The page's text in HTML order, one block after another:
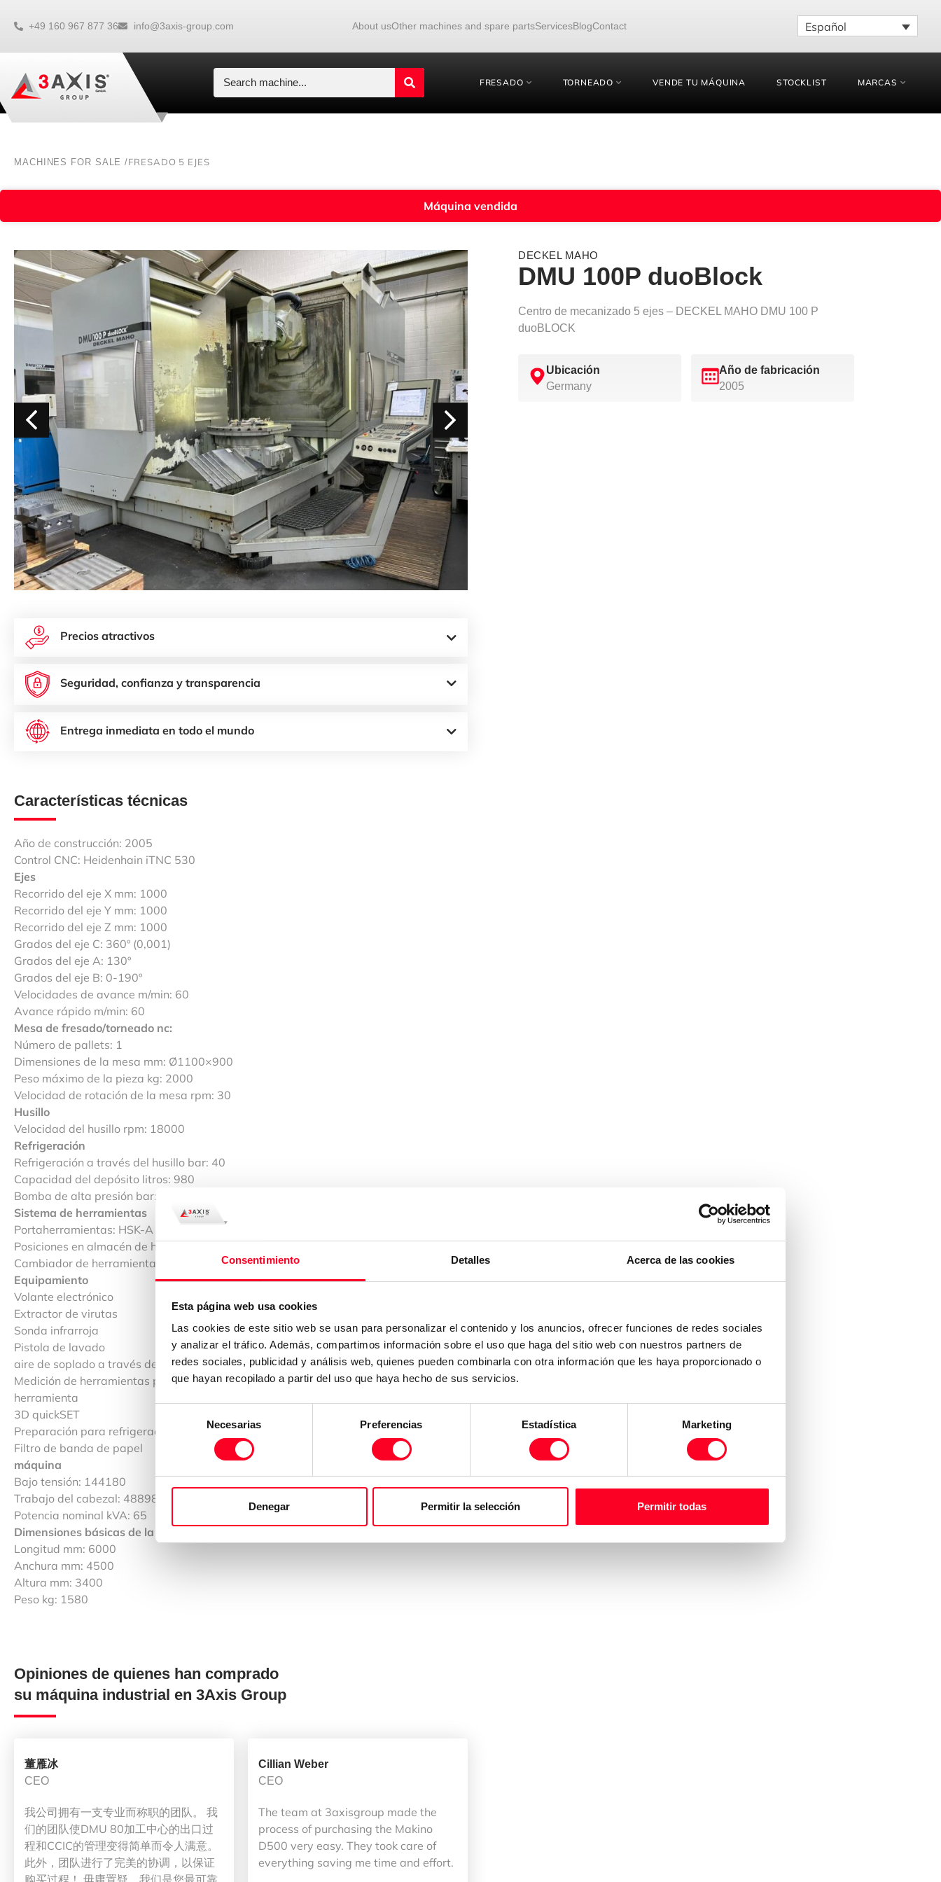
Consentimiento Detalles Acerca de las cookies
Esta página web usa cookies
Las cookies de este sitio web se usan para personalizar el contenido y los anuncios, ofrecer funciones de redes sociales
y analizar el tráfico. Además, compartimos información sobre el uso que haga del sitio web con nuestros partners de
redes sociales, publicidad y análisis web, quienes pueden combinarla con otra información que les haya proporcionado o
que hayan recopilado a partir del uso que haya hecho de sus servicios.
de
consentimiento
Necesarias Preferencias Estadística Marketing
Denegar Permitir la selección Permitir todas
+49 160 967 877 36 info@3axis-group.com About usOther machines and spare partsServicesBlogContact Español
FRESADO TORNEADO VENDE TU MÁQUINA STOCKLIST MARCAS
MACHINES FOR SALE /FRESADO 5 EJES
Máquina vendida
Precios atractivos
Seguridad, confianza y transparencia
Entrega inmediata en todo el mundo
Características técnicas
Año de construcción: 2005
Control CNC: Heidenhain iTNC 530
Ejes
Recorrido del eje X mm: 1000
Recorrido del eje Y mm: 1000
Recorrido del eje Z mm: 1000
Grados del eje C: 360º (0,001)
Grados del eje A: 130º
Grados del eje B: 0-190º
Velocidades de avance m/min: 60
Avance rápido m/min: 60
Mesa de fresado/torneado nc:
Número de pallets: 1
Dimensiones de la mesa mm: Ø1100×900
Peso máximo de la pieza kg: 2000
Velocidad de rotación de la mesa rpm: 30
Husillo
Velocidad del husillo rpm: 18000
Refrigeración
Refrigeración a través del husillo bar: 40
Capacidad del depósito litros: 980
Bomba de alta presión bar: 40-80
Sistema de herramientas
Portaherramientas: HSK-A 63
Posiciones en almacén de herramientas: 40
Cambiador de herramientas: Double gripper
Equipamiento
Volante electrónico
Extractor de virutas
Sonda infrarroja
Pistola de lavado
aire de soplado a través del centro del husillo seleccionable a través de la función M
Medición de herramientas por láser para medir la longitud y el diámetro de la
herramienta
3D quickSET
Preparación para refrigeración interna (40/80 bar)
Filtro de banda de papel
Tiempos de funcionamiento de la
máquina
Bajo tensión: 144180
Trabajo del cabezal: 48898
Potencia nominal kVA: 65
Dimensiones básicas de la máquina / peso
Longitud mm: 6000
Anchura mm: 4500
Altura mm: 3400
Peso kg: 1580
Opiniones de quienes han comprado
su máquina industrial en 3Axis Group
董雁冰
CEO
我公司拥有一支专业而称职的团队。 我
们的团队使DMU 80加工中心的出口过
程和CCIC的管理变得简单而令人满意。
此外，团队进行了完美的协调，以保证
购买过程！ 毋庸置疑，我们是您最可靠
Cillian Weber
CEO
The team at 3axisgroup made the
process of purchasing the Makino
D500 very easy. They took care of
everything saving me time and effort.
DECKEL MAHO
DMU 100P duoBlock
Centro de mecanizado 5 ejes – DECKEL MAHO DMU 100 P
duoBLOCK
Ubicación
Germany
Año de fabricación
2005